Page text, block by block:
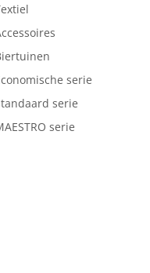
serie
serie
serie